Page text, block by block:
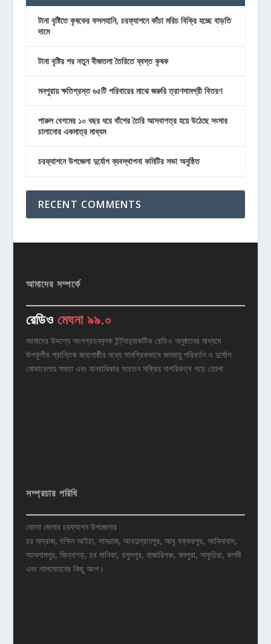
টানা বৃষ্টিতে কৃষকের ফসলহানি, চরফ্যাশনে কাঁচা মরিচ বিক্রি হচ্ছে বাড়তি
দামে
টানা বৃষ্টির পর নতুন বীজতলা তৈরিতে ব্যস্ত কৃষক
মনপুরায় ক্ষতিগ্রস্ত ৬৫টি পরিবারের মাঝে জরুরি ত্রাণসামগ্রী বিতরণ
পারুল বেগমের ১০ বছর ধরে বাঁশের তৈরি আসবাপত্র হয়ে উঠেছে সংসার
চালানোর একমাত্র মাধ্যম
চরফ্যাশনে উপজেলা দুর্যোগ ব্যবস্থাপনা কমিটির সভা অনুষ্ঠিত
RECENT COMMENTS
আমাদের সম্পর্কে
রেডিও মেঘনা ৯৯.০
আমাদের উদ্দশ্যে অংশগ্রহনমূলক ইর্ন্ট্যার‌্যাকটিভ রেডিও অনুষ্ঠানের মাধ্যমে
উপকুলীয় প্রান্তিক জনগোষ্ঠীর মধ্যে সামগ্রিকভাবে জলবায়ু পরিবর্তন ও দুর্যোগ
মোকাবেলায় সমতা এবং মানবাধিকার সচেতন সক্রিয় নাগরিকত্ব গড়ে তোলা
সম্প্রচার পরিধি
ভোলা জেলার চরফ্যাশন উপজেলার
চর মাদ্রাজ, দক্ষিন আইচা, সামরাজ, আবদুল্রাহপুর, আবু বক্করপুর, আমিনাবাদ,
আসলামপুর, জিন্নাগড়, চর মানিকা, রসুলপুর, হাজারিগঞ্চ, মনপুরা, সাকুচিয়া, কলমী
এবং লালমোহনের কিছু অংশ।